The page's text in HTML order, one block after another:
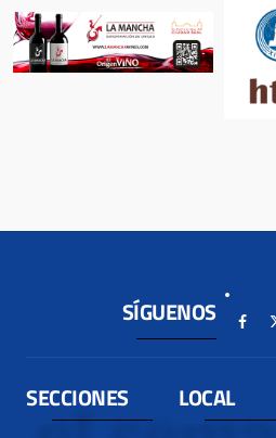
SÍGUENOS
SECCIONES LOCAL